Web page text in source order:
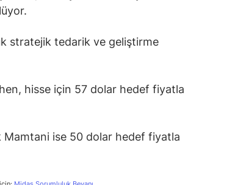
stratejik tedarik ve geliştirme
hisse için 57 dolar hedef fiyatla
Mamtani ise 50 dolar hedef fiyatla